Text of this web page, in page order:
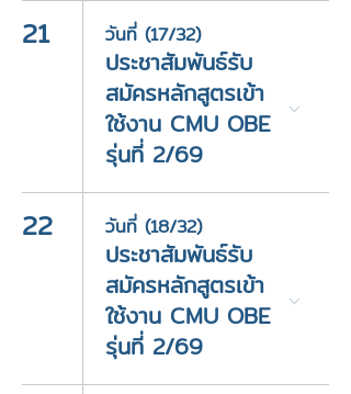
21 วันที่ (17/32)
ประชาสัมพันธ์รับ
สมัครหลักสูตรเข้า
ใช้งาน CMU OBE
รุ่นที่ 2/69
22 วันที่ (18/32)
ประชาสัมพันธ์รับ
สมัครหลักสูตรเข้า
ใช้งาน CMU OBE
รุ่นที่ 2/69